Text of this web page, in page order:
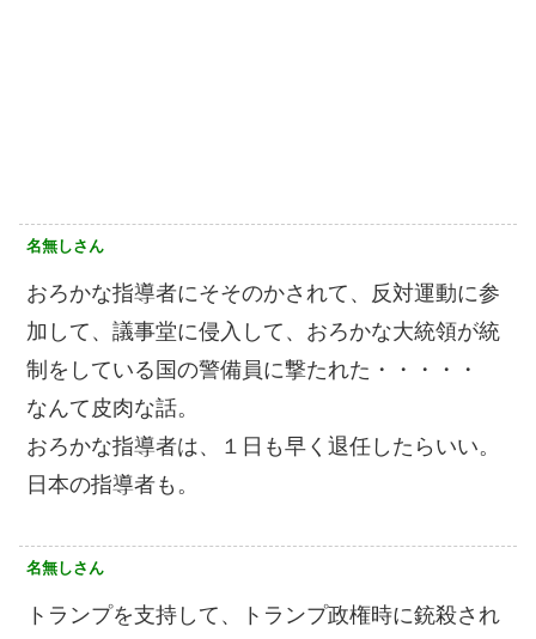
名無しさん
おろかな指導者にそそのかされて、反対運動に参
加して、議事堂に侵入して、おろかな大統領が統
制をしている国の警備員に撃たれた・・・・・
なんて皮肉な話。
おろかな指導者は、１日も早く退任したらいい。
日本の指導者も。
名無しさん
トランプを支持して、トランプ政権時に銃殺され